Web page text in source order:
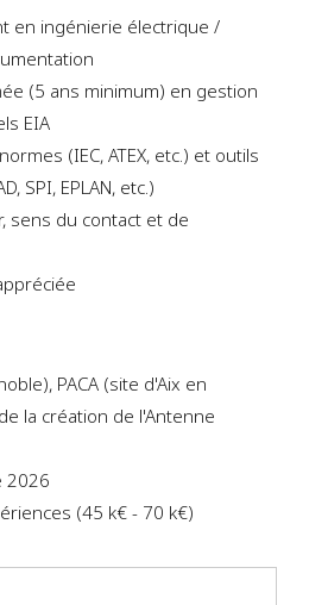
en ingénierie électrique /
(5 ans minimum) en gestion
EIA
(IEC, ATEX, etc.) et outils
SPI, EPLAN, etc.)
sens du contact et de
PACA (site d'Aix en
la création de l'Antenne
2026
(45 k€ - 70 k€)